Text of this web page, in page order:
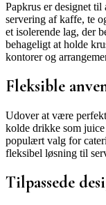
Papkrus er designet
servering af kaffe, te
et isolerende lag, der
behageligt at holde
kontorer og
Fleksible
Udover at være
kolde drikke som
populært valg for
fleksibel løsning til
Tilpassede